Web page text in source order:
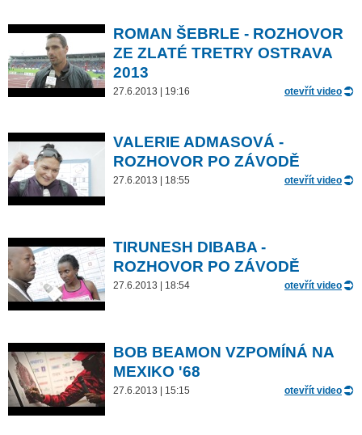
ROMAN ŠEBRLE - ROZHOVOR
ZE ZLATÉ TRETRY OSTRAVA
2013
27.6.2013 | 19:16 otevřít video
VALERIE ADMASOVÁ -
ROZHOVOR PO ZÁVODĚ
27.6.2013 | 18:55 otevřít video
TIRUNESH DIBABA -
ROZHOVOR PO ZÁVODĚ
27.6.2013 | 18:54 otevřít video
BOB BEAMON VZPOMÍNÁ NA
MEXIKO '68
27.6.2013 | 15:15 otevřít video